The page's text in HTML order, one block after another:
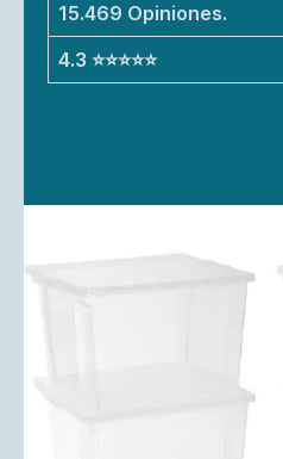
15.469 Opiniones.
4.3 ⭐⭐⭐⭐⭐